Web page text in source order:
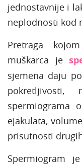
jednostavnije i
neplodnosti kod
Pretraga
muškarca je
sjemena daju
spermiograma
ejakulata,
prisutnosti
Spermiogram